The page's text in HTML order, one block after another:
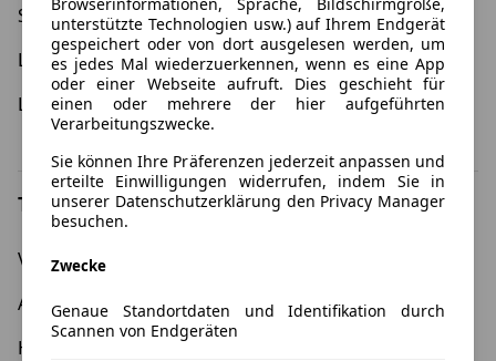
Schnäppchen
Elektroauto Leasing
Leasing ohne Anzahlung
Gewerbeleasing
Leasing 12 Monate
Umweltprämie - Leasing
Top Marken
Volkswagen
Audi
Opel
Hyundai
unterstützte Technologien usw.) auf Ihrem Endgerät
gespeichert oder von dort ausgelesen werden, um
es jedes Mal wiederzuerkennen, wenn es eine App
oder einer Webseite aufruft. Dies geschieht für
einen oder mehrere der hier aufgeführten
Verarbeitungszwecke.
Sie können Ihre Präferenzen jederzeit anpassen und
erteilte Einwilligungen widerrufen, indem Sie in
unserer Datenschutzerklärung den Privacy Manager
besuchen.
Zwecke
Genaue Standortdaten und Identifikation durch
Scannen von Endgeräten